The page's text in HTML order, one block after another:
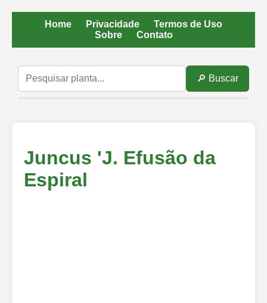
Home Privacidade
Termos de Uso
Sobre
Contato
🔎 Buscar
Juncus 'J. Efusão da
Espiral